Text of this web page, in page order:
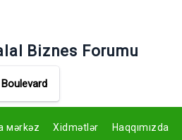
Biznes Forumu
мərkəz Xidmətlər Haqqımızda